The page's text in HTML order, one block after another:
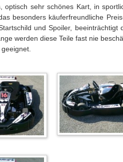
optisch sehr schönes Kart, in
besonders käuferfreundliche
und Spoiler,
werden diese Teile fast nie